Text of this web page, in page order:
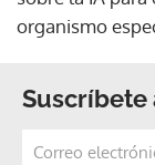
organismo
Suscríbete